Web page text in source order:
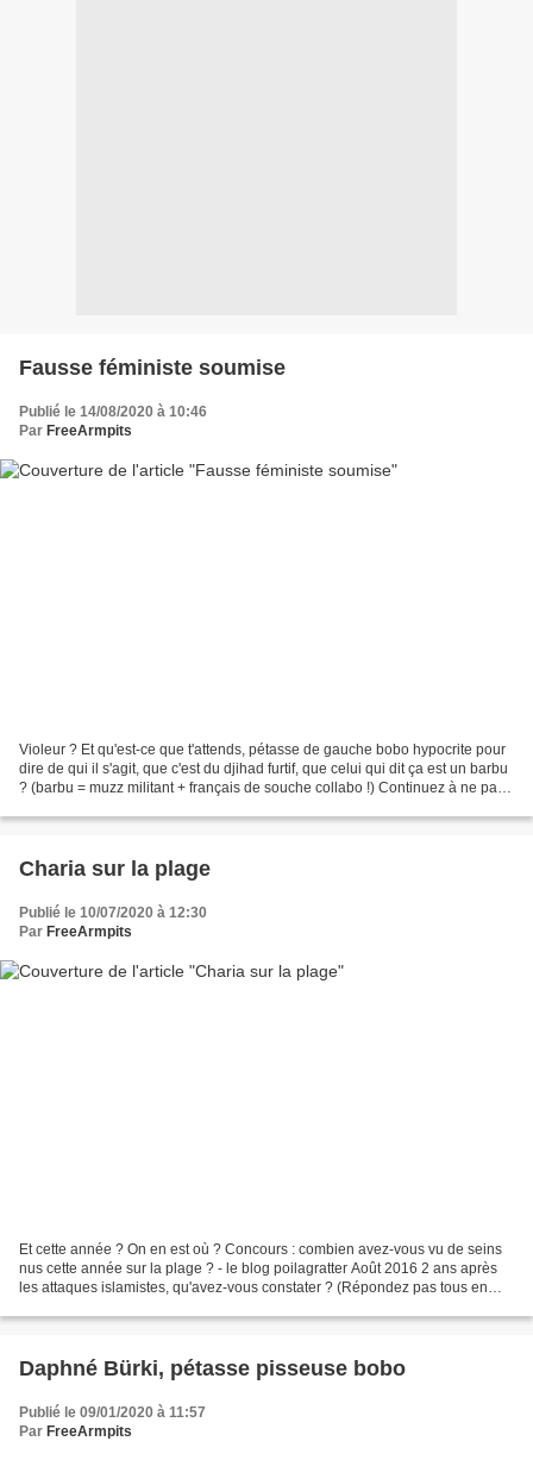
Fausse féministe soumise
Publié le 14/08/2020 à 10:46
Par FreeArmpits
Violeur ? Et qu'est-ce que t'attends, pétasse de gauche bobo hypocrite pour
dire de qui il s'agit, que c'est du djihad furtif, que celui qui dit ça est un barbu
? (barbu = muzz militant + français de souche collabo !) Continuez à ne pas
Charia sur la plage
Publié le 10/07/2020 à 12:30
Par FreeArmpits
Et cette année ? On en est où ? Concours : combien avez-vous vu de seins
nus cette année sur la plage ? - le blog poilagratter Août 2016 2 ans après
les attaques islamistes, qu'avez-vous constater ? (Répondez pas tous en
Daphné Bürki, pétasse pisseuse bobo
Publié le 09/01/2020 à 11:57
Par FreeArmpits